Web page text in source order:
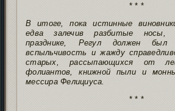
* * *
В итоге, пока истинные
едва залечив разбитые носы,
празднике, Регул должен был
вспыльчивость и жажду
старых, рассыпающихся от
фолиантов, книжной пыли и
мессира Фелициуса.
* * *